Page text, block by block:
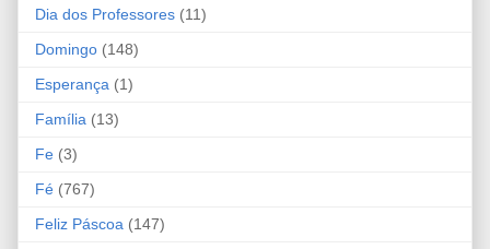
Dia dos Professores (11)
Domingo (148)
Esperança (1)
Família (13)
Fe (3)
Fé (767)
Feliz Páscoa (147)